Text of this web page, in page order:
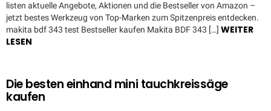
listen aktuelle Angebote, Aktionen und die Bestseller von Amazon –
jetzt bestes Werkzeug von Top-Marken zum Spitzenpreis entdecken.
makita bdf 343 test Bestseller kaufen Makita BDF 343 […] WEITER
LESEN
Die besten einhand mini tauchkreissäge
kaufen